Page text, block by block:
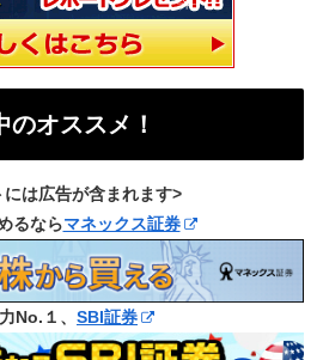
オススメ！
には広告が含まれます>
るならマネックス証券
No.１、 SBI証券